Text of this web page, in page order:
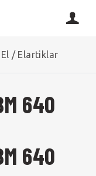
El / Elartiklar
640
640